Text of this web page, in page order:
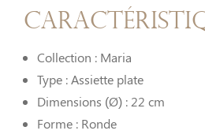
Collection : Maria
Type : Assiette plate
Dimensions (Ø) : 22 cm
Forme : Ronde